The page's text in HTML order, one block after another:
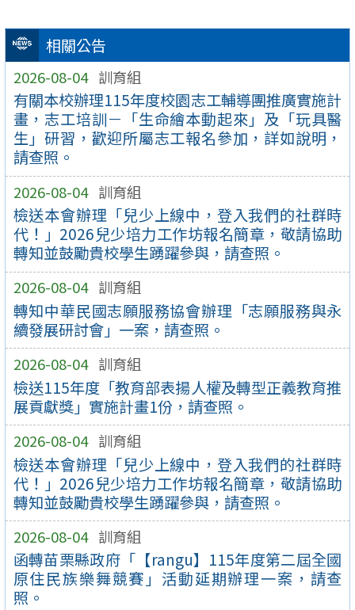
相關公告
2026-08-04 訓育組
有關本校辦理115年度校園志工輔導團推廣實施計
畫，志工培訓－「生命繪本動起來」及「玩具醫
生」研習，歡迎所屬志工報名參加，詳如說明，
請查照。
2026-08-04 訓育組
檢送本會辦理「兒少上線中，登入我們的社群時
代！」2026兒少培力工作坊報名簡章，敬請協助
轉知並鼓勵貴校學生踴躍參與，請查照。
2026-08-04 訓育組
轉知中華民國志願服務協會辦理「志願服務與永
續發展研討會」一案，請查照。
2026-08-04 訓育組
檢送115年度「教育部表揚人權及轉型正義教育推
展貢獻獎」實施計畫1份，請查照。
2026-08-04 訓育組
檢送本會辦理「兒少上線中，登入我們的社群時
代！」2026兒少培力工作坊報名簡章，敬請協助
轉知並鼓勵貴校學生踴躍參與，請查照。
2026-08-04 訓育組
函轉苗栗縣政府「【rangu】115年度第二屆全國
原住民族樂舞競賽」活動延期辦理一案，請查
照。